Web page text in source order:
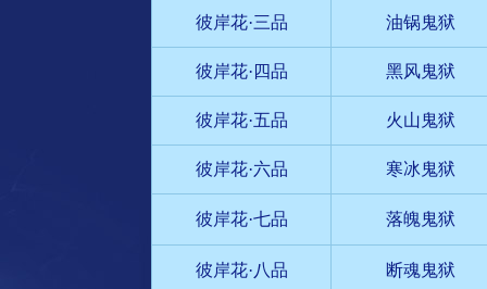
彼岸花·三品 油锅鬼狱
彼岸花·四品 黑风鬼狱
彼岸花·五品 火山鬼狱
彼岸花·六品 寒冰鬼狱
彼岸花·七品 落魄鬼狱
彼岸花·八品 断魂鬼狱